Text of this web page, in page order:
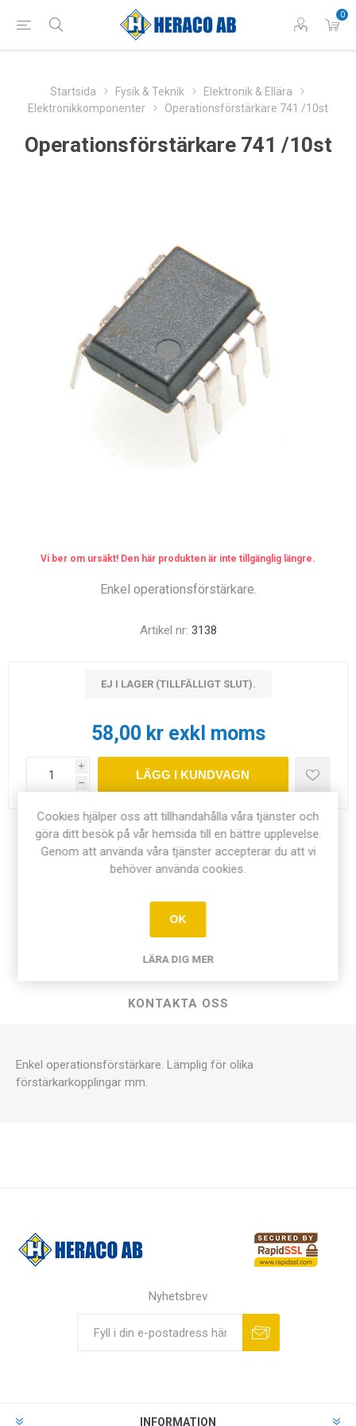
0
Startsida Fysik & Teknik
Elektronik & Ellära
Elektronikkomponenter
Operationsförstärkare 741 /10st
Operationsförstärkare 741 /10st
Vi ber om ursäkt! Den här produkten är inte tillgänglig längre.
Enkel operationsförstärkare.
Artikel nr: 3138
EJ I LAGER (TILLFÄLLIGT SLUT).
58,00 kr exkl moms
i
h
LÄGG I KUNDVAGN
Dela:
ÖVERSIKT
DOKUMENT
KONTAKTA OSS
Enkel operationsförstärkare. Lämplig för olika
förstärkarkopplingar mm.
Nyhetsbrev
INFORMATION
Cookies hjälper oss att tillhandahålla våra tjänster och
göra ditt besök på vår hemsida till en bättre upplevelse.
Genom att använda våra tjänster accepterar du att vi
behöver använda cookies.
OK
LÄRA DIG MER